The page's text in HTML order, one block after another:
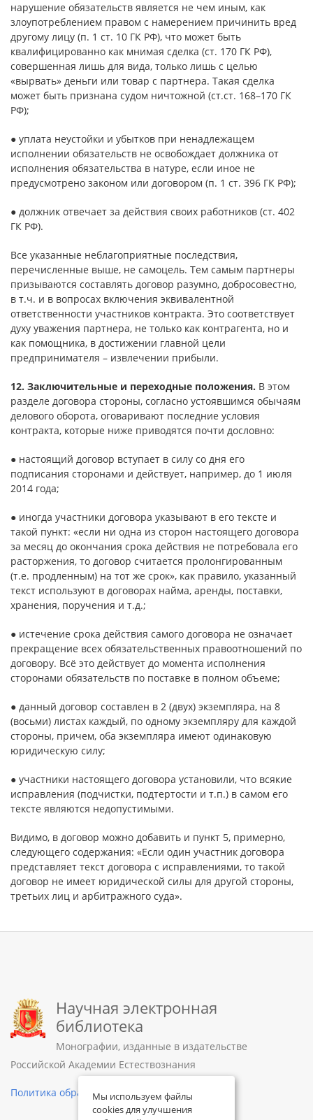
нарушение обязательств является не чем иным, как
злоупотреблением правом с намерением причинить вред
другому лицу (п. 1 ст. 10 ГК РФ), что может быть
квалифицированно как мнимая сделка (ст. 170 ГК РФ),
совершенная лишь для вида, только лишь с целью
«вырвать» деньги или товар с партнера. Такая сделка
может быть признана судом ничтожной (ст.ст. 168–170 ГК
РФ);
● уплата неустойки и убытков при ненадлежащем
исполнении обязательств не освобождает должника от
исполнения обязательства в натуре, если иное не
предусмотрено законом или договором (п. 1 ст. 396 ГК РФ);
● должник отвечает за действия своих работников (ст. 402
ГК РФ).
Все указанные неблагоприятные последствия,
перечисленные выше, не самоцель. Тем самым партнеры
призываются составлять договор разумно, добросовестно,
в т.ч. и в вопросах включения эквивалентной
ответственности участников контракта. Это соответствует
духу уважения партнера, не только как контрагента, но и
как помощника, в достижении главной цели
предпринимателя – извлечении прибыли.
12. Заключительные и переходные положения. В этом
разделе договора стороны, согласно устоявшимся обычаям
делового оборота, оговаривают последние условия
контракта, которые ниже приводятся почти дословно:
● настоящий договор вступает в силу со дня его
подписания сторонами и действует, например, до 1 июля
2014 года;
● иногда участники договора указывают в его тексте и
такой пункт: «если ни одна из сторон настоящего договора
за месяц до окончания срока действия не потребовала его
расторжения, то договор считается пролонгированным
(т.е. продленным) на тот же срок», как правило, указанный
текст используют в договорах найма, аренды, поставки,
хранения, поручения и т.д.;
● истечение срока действия самого договора не означает
прекращение всех обязательственных правоотношений по
договору. Всё это действует до момента исполнения
сторонами обязательств по поставке в полном объеме;
● данный договор составлен в 2 (двух) экземпляра, на 8
(восьми) листах каждый, по одному экземпляру для каждой
стороны, причем, оба экземпляра имеют одинаковую
юридическую силу;
● участники настоящего договора установили, что всякие
исправления (подчистки, подтертости и т.п.) в самом его
тексте являются недопустимыми.
Видимо, в договор можно добавить и пункт 5, примерно,
следующего содержания: «Если один участник договора
представляет текст договора с исправлениями, то такой
договор не имеет юридической силы для другой стороны,
третьих лиц и арбитражного суда».
Научная электронная
библиотека
Монографии, изданные в издательстве
Российской Академии Естествознания
Политика обработки персональных данных
Мы используем файлы
cookies для улучшения